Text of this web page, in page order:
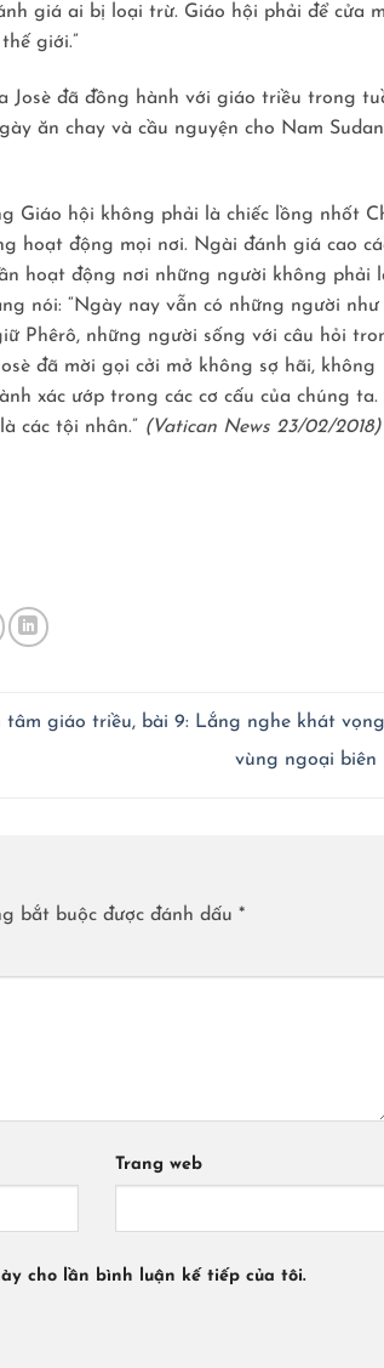
giá ai bị loại trừ. Giáo hội phải để cửa
giới.”
Josè đã đồng hành với giáo triều trong
ăn chay và cầu nguyện cho Nam
Giáo hội không phải là chiếc lồng nhốt
hoạt động mọi nơi. Ngài đánh giá cao
hoạt động nơi những người không phải
nói: “Ngày nay vẫn có những người như
Phêrô, những người sống với câu hỏi
đã mời gọi cởi mở không sợ hãi, không
xác ướp trong các cơ cấu của chúng ta.
các tội nhân.” (Vatican News 23/02/2018)
tâm giáo triều, bài 9: Lắng nghe khát
vùng ngoại biên
bắt buộc được đánh dấu *
Trang web
cho lần bình luận kế tiếp của tôi.